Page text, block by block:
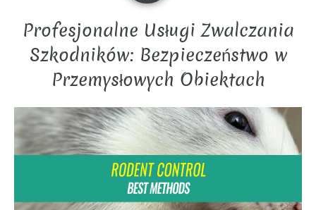
Profesjonalne Usługi Zwalczania
Szkodników: Bezpieczeństwo w
Przemysłowych Obiektach